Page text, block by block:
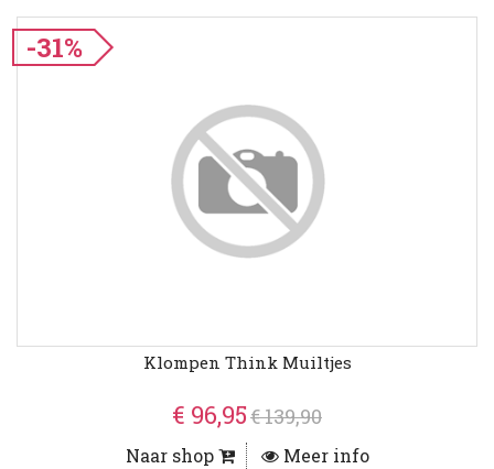
-31%
Klompen Think Muiltjes
€ 96,95€ 139,90
Naar shop Meer info